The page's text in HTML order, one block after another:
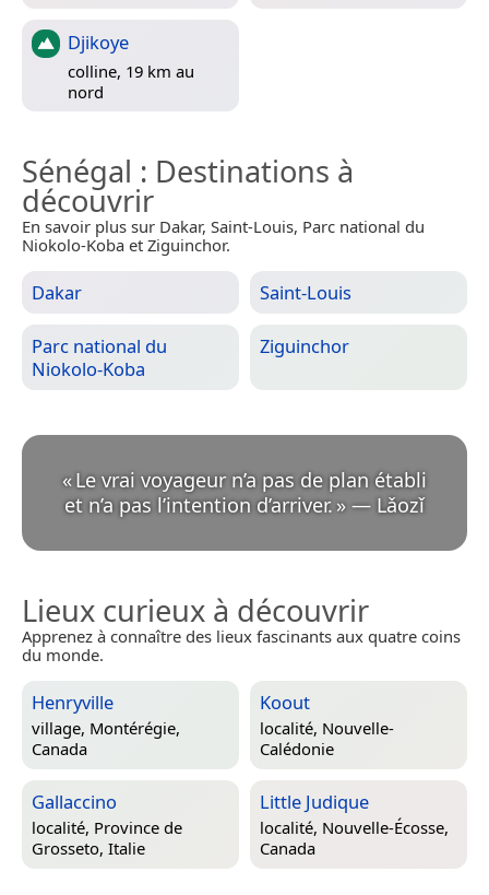
Djikoye
colline, 19 km au
nord
Sénégal : Destinations à
découvrir
En savoir plus sur Dakar, Saint-Louis, Parc national du
Niokolo-Koba et Ziguinchor.
Dakar Saint-Louis
Parc national du
Niokolo-Koba
Ziguinchor
«Le vrai voyageur n’a pas de plan établi
et n’a pas l’intention d’arriver. » — Lǎozǐ
Lieux curieux à découvrir
Apprenez à connaître des lieux fascinants aux quatre coins
du monde.
Henryville
village, Montérégie,
Canada
Koout
localité, Nouvelle-
Calédonie
Gallaccino
localité, Province de
Grosseto, Italie
Little Judique
localité, Nouvelle-Écosse,
Canada